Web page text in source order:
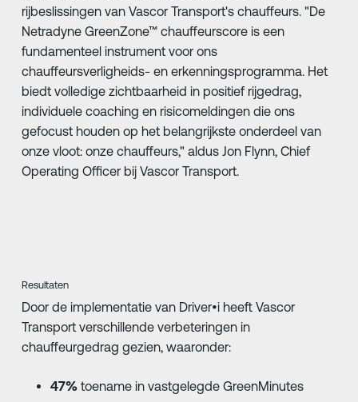
rijbeslissingen van Vascor Transport's chauffeurs. "De
Netradyne GreenZone™ chauffeurscore is een
fundamenteel instrument voor ons
chauffeursverligheids- en erkenningsprogramma. Het
biedt volledige zichtbaarheid in positief rijgedrag,
individuele coaching en risicomeldingen die ons
gefocust houden op het belangrijkste onderdeel van
onze vloot: onze chauffeurs," aldus Jon Flynn, Chief
Operating Officer bij Vascor Transport.
Resultaten
Door de implementatie van Driver•i heeft Vascor
Transport verschillende verbeteringen in
chauffeurgedrag gezien, waaronder:
47%toename in vastgelegde GreenMinutes